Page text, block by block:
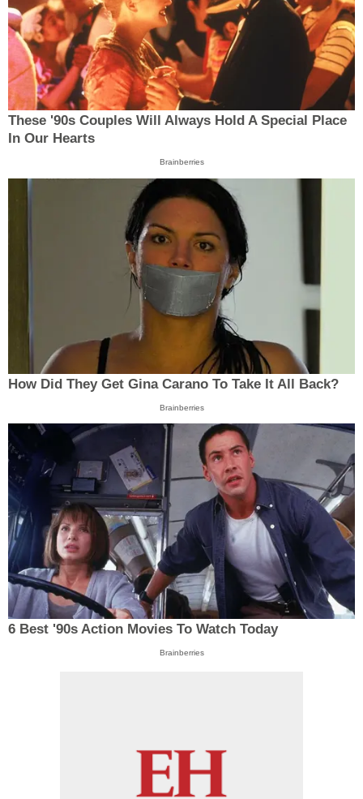
These '90s Couples Will Always Hold A Special Place
In Our Hearts
Brainberries
How Did They Get Gina Carano To Take It All Back?
Brainberries
6 Best '90s Action Movies To Watch Today
Brainberries